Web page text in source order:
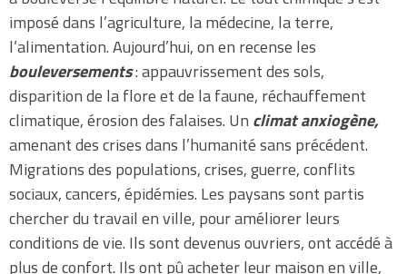
imposé dans l’agriculture, la médecine, la terre,
l’alimentation. Aujourd’hui, on en recense les
bouleversements: appauvrissement des sols,
disparition de la flore et de la faune, réchauffement
climatique, érosion des falaises. Un climat anxiogène,
amenant des crises dans l’humanité sans précédent.
Migrations des populations, crises, guerre, conflits
sociaux, cancers, épidémies. Les paysans sont partis
chercher du travail en ville, pour améliorer leurs
conditions de vie. Ils sont devenus ouvriers, ont accédé à
plus de confort. Ils ont pû acheter leur maison en ville,